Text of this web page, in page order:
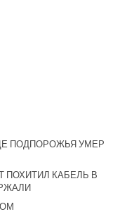
ПОДПОРОЖЬЯ УМЕР
ПОХИТИЛ КАБЕЛЬ В